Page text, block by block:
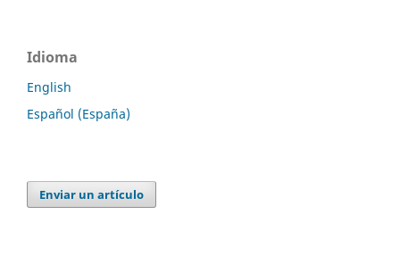
Idioma
English
Español (España)
Enviar un artículo